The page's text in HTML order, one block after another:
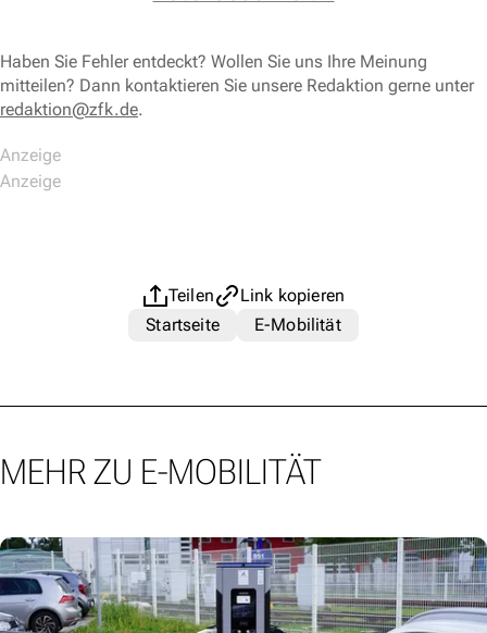
Haben Sie Fehler entdeckt? Wollen Sie uns Ihre Meinung
mitteilen? Dann kontaktieren Sie unsere Redaktion gerne unter
redaktion@zfk.de.
Teilen
Link kopieren
Startseite
E-Mobilität
MEHR ZU E-MOBILITÄT